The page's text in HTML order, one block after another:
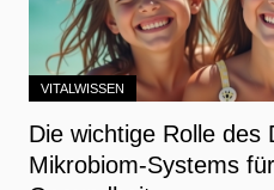
VITALWISSEN
Die wichtige Rolle des
Mikrobiom-Systems